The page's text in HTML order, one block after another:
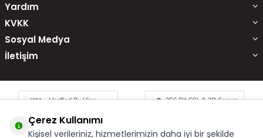
Yardım
KVKK
Sosyal Medya
İletişim
Çerez Kullanımı
Kişisel verileriniz, hizmetlerimizin daha iyi bir şekilde